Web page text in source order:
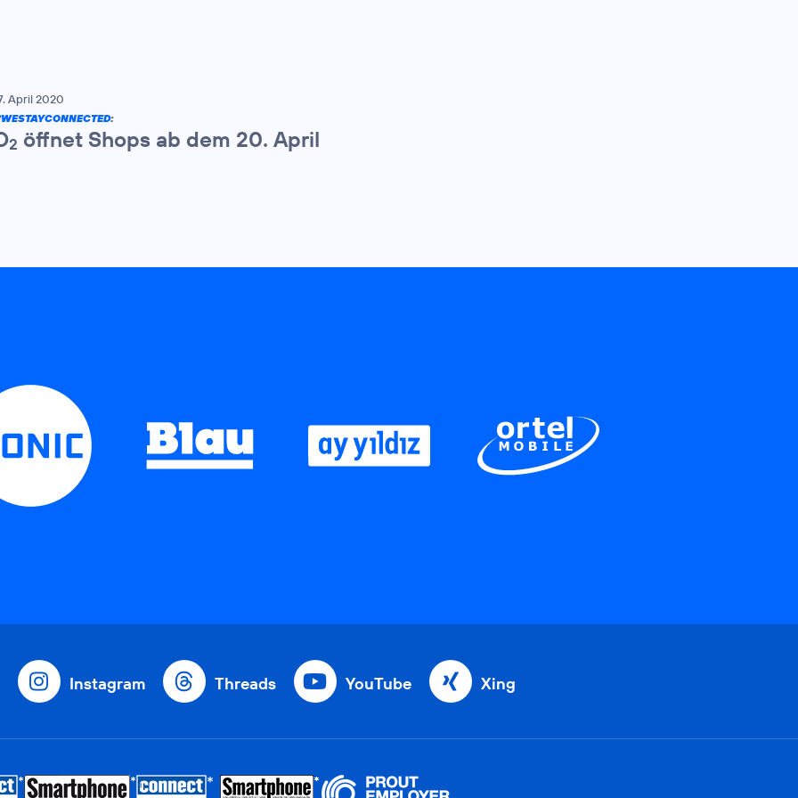
April 2020
:
2 öffnet Shops ab dem 20. April
Instagram Threads YouTube Xing